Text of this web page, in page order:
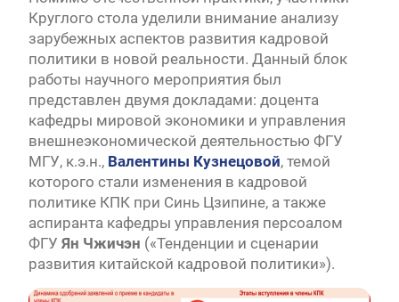
Круглого стола уделили внимание анализу
зарубежных аспектов развития кадровой
политики в новой реальности. Данный блок
работы научного мероприятия был
представлен двумя докладами: доцента
кафедры мировой экономики и управления
внешнеэкономической деятельностью ФГУ
МГУ, к.э.н., Валентины Кузнецовой, темой
которого стали изменения в кадровой
политике КПК при Синь Цзипине, а также
аспиранта кафедры управления персоалом
ФГУ Ян Чжичэн («Тенденции и сценарии
развития китайской кадровой политики»).